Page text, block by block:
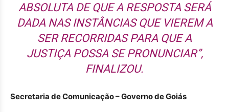
ABSOLUTA DE QUE A RESPOSTA SERÁ
DADA NAS INSTÂNCIAS QUE VIEREM A
SER RECORRIDAS PARA QUE A
JUSTIÇA POSSA SE PRONUNCIAR”,
FINALIZOU.
Secretaria de Comunicação – Governo de Goiás